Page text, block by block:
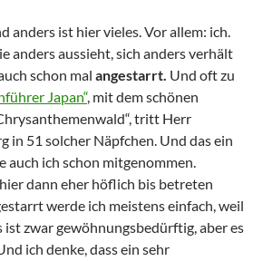
anders ist hier vieles. Vor allem: ich.
anders aussieht, sich anders verhält
schon mal angestarrt. Und oft zu
Japan“, mit dem schönen
tritt Herr
in 51 solcher Näpfchen. Und das ein
auch ich schon mitgenommen.
dann eher höflich bis betreten
werde ich meistens einfach, weil
ist zwar gewöhnungsbedürftig, aber es
ich denke, dass ein sehr